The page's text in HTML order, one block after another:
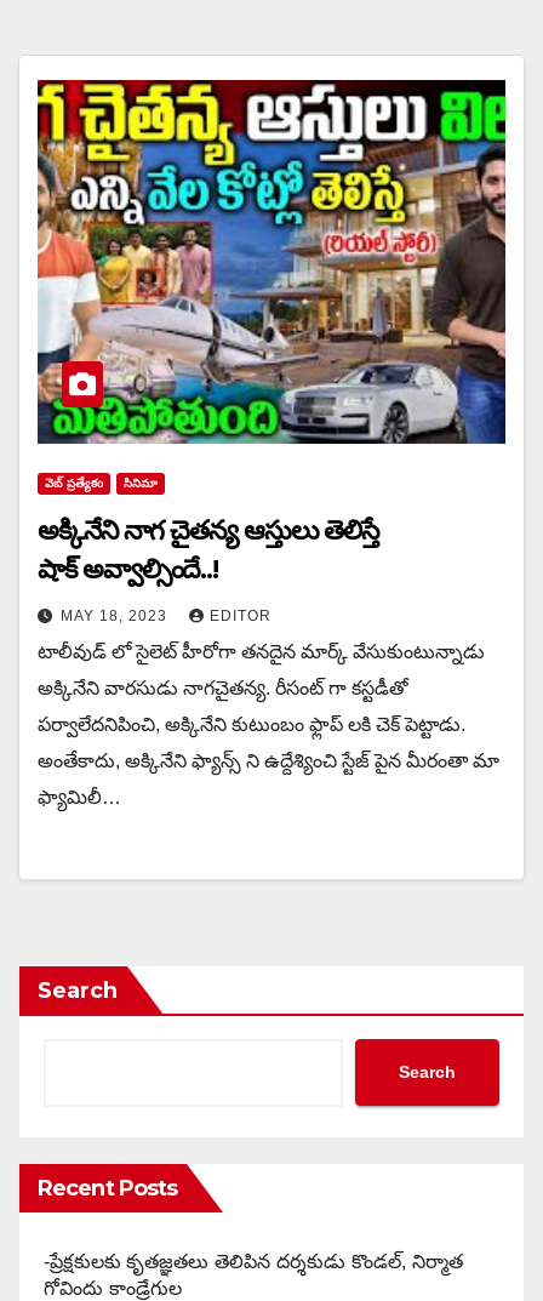
వెబ్ ప్రత్యేకం సినిమా
అక్కినేని నాగ చైతన్య ఆస్తులు తెలిస్తే
షాక్ అవ్వాల్సిందే..!
MAY 18, 2023 EDITOR
టాలీవుడ్ లో సైలెట్ హీరోగా తనదైన మార్క్ వేసుకుంటున్నాడు
అక్కినేని వారసుడు నాగచైతన్య. రీసంట్ గా కస్టడీతో
పర్వాలేదనిపించి, అక్కినేని కుటుంబం ఫ్లాప్ లకి చెక్ పెట్టాడు.
అంతేకాదు, అక్కినేని ఫ్యాన్స్ ని ఉద్దేశ్యించి స్టేజ్ పైన మీరంతా మా
ఫ్యామిలీ…
Search
Search
Recent Posts
-ప్రేక్షకులకు కృతజ్ఞతలు తెలిపిన దర్శకుడు కొండల్, నిర్మాత
గోవిందు కాండ్రేగుల